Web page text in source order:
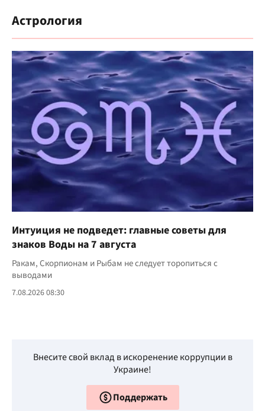
Астрология
Интуиция не подведет: главные советы для
знаков Воды на 7 августа
Ракам, Скорпионам и Рыбам не следует торопиться с
выводами
7.08.2026 08:30
Внесите свой вклад в искоренение коррупции в
Украине!
Поддержать